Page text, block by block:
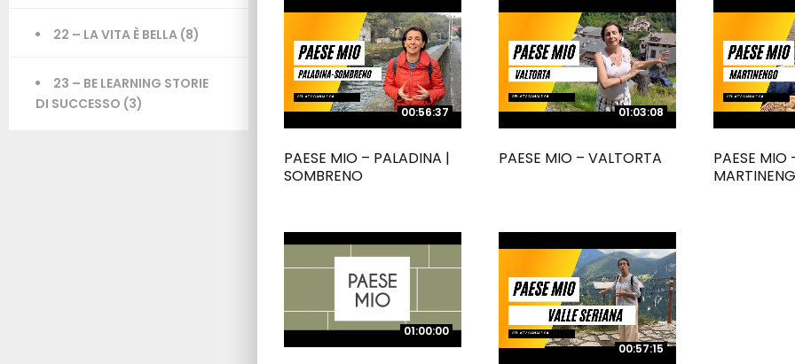
22 – LA VITA È BELLA (8)
23 – BE LEARNING STORIE
DI SUCCESSO (3) 00:56:37
00:56:37
PAESE MIO – PALADINA |
SOMBRENO
01:03:08
01:03:08
PAESE MIO – VALTORTA
PAESE MIO
01:00:00
01:00:00
00:57:15
00:57:15